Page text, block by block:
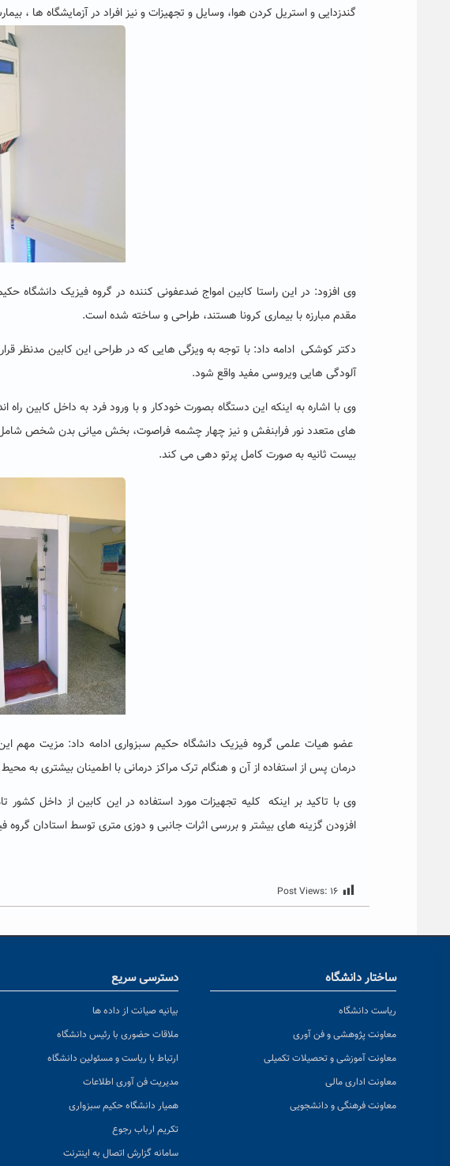
گندزدایی و استریل کردن هوا، وسایل و تجهیزات و نیز افراد در آزمایشگاه ها ،
وی افزود: در این راستا کابین امواج ضدعفونی کننده در گروه فیزیک
مقدم مبارزه با بیماری کرونا هستند، طراحی و ساخته شده است.
دکتر کوشکی ادامه داد: با توجه به ویزگی هایی که در طراحی این کابین مدنظر
آلودگی هایی ویروسی مفید واقع شود.
وی با اشاره به اینکه این دستگاه بصورت خودکار و با ورود فرد به داخل کابین
های متعدد نور فرابنفش و نیز چهار چشمه فراصوت، بخش میانی بدن شخص
بیست ثانیه به صورت کامل پرتو دهی می کند.
عضو هیات علمی گروه فیزیک دانشگاه حکیم سبزواری ادامه داد: مزیت
درمان پس از استفاده از آن و هنگام ترک مراکز درمانی با اطمینان بیشتری به
وی با تاکید بر اینکه کلیه تجهیزات مورد استفاده در این کابین از داخل
افزودن گزینه های بیشتر و بررسی اثرات جانبی و دوزی متری توسط استادان گروه
Post Views: ۱۶
ساختار دانشگاه
ریاست دانشگاه
معاونت پژوهشی و فن آوری
معاونت آموزشی و تحصیلات تکمیلی
معاونت اداری مالی
معاونت فرهنگی و دانشجویی
دسترسی سریع
بیانیه صیانت از داده ها
ملاقات حضوری با رئیس دانشگاه
ارتباط با ریاست و مسئولین دانشگاه
مدیریت فن آوری اطلاعات
همیار دانشگاه حکیم سبزواری
تکریم ارباب رجوع
سامانه گزارش اتصال به اینترنت